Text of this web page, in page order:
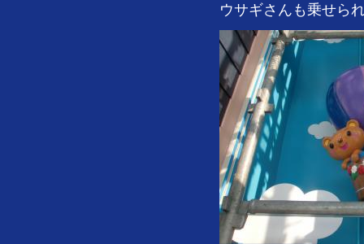
ウサギさんも乗せら